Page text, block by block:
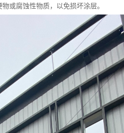
或腐蚀性物质，以免损坏涂层。